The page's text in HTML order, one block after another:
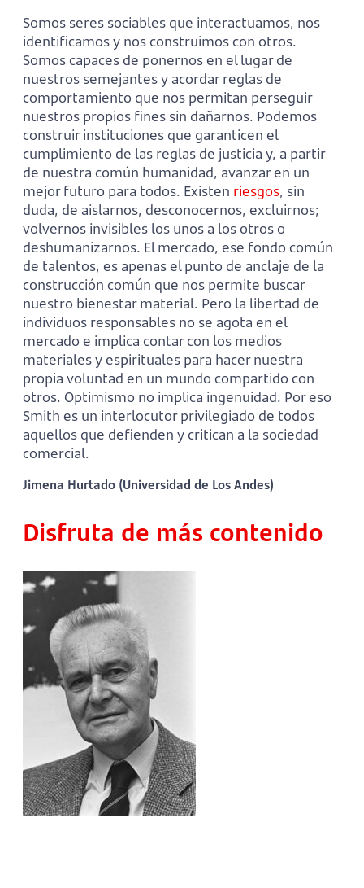
Somos seres sociables que interactuamos, nos
identificamos y nos construimos con otros.
Somos capaces de ponernos en el lugar de
nuestros semejantes y acordar reglas de
comportamiento que nos permitan perseguir
nuestros propios fines sin dañarnos. Podemos
construir instituciones que garanticen el
cumplimiento de las reglas de justicia y, a partir
de nuestra común humanidad, avanzar en un
mejor futuro para todos. Existen riesgos, sin
duda, de aislarnos, desconocernos, excluirnos;
volvernos invisibles los unos a los otros o
deshumanizarnos. El mercado, ese fondo común
de talentos, es apenas el punto de anclaje de la
construcción común que nos permite buscar
nuestro bienestar material. Pero la libertad de
individuos responsables no se agota en el
mercado e implica contar con los medios
materiales y espirituales para hacer nuestra
propia voluntad en un mundo compartido con
otros. Optimismo no implica ingenuidad. Por eso
Smith es un interlocutor privilegiado de todos
aquellos que defienden y critican a la sociedad
comercial.
Jimena Hurtado (Universidad de Los Andes)
Disfruta de más contenido